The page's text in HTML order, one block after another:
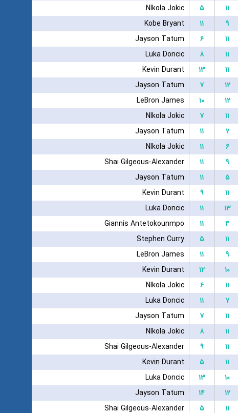
NIkola Jokic
۵ ۱۱
Kobe Bryant
۱۱ ۹
Jayson Tatum
۶ ۱۱
Luka Doncic
۸ ۱۱
Kevin Durant
۱۳ ۱۱
Jayson Tatum
۷ ۱۲
LeBron James
۱۰ ۱۲
NIkola Jokic
۷ ۱۱
Jayson Tatum
۱۱ ۷
NIkola Jokic
۱۱ ۶
Shai Gilgeous-Alexander
۱۱ ۹
Jayson Tatum
۱۱ ۵
Kevin Durant
۹ ۱۱
Luka Doncic
۱۱ ۱۳
Giannis Antetokounmpo
۱۱ ۴
Stephen Curry
۵ ۱۱
LeBron James
۱۱ ۹
Kevin Durant
۱۲ ۱۰
NIkola Jokic
۶ ۱۱
Luka Doncic
۱۱ ۷
Jayson Tatum
۷ ۱۱
NIkola Jokic
۸ ۱۱
Shai Gilgeous-Alexander
۹ ۱۱
Kevin Durant
۵ ۱۱
Luka Doncic
۱۳ ۱۰
Jayson Tatum
۱۴ ۱۲
Shai Gilgeous-Alexander
۵ ۱۱